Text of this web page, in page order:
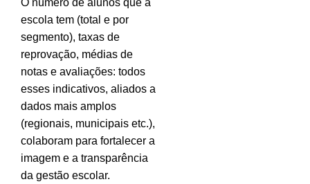
O número de alunos que a
escola tem (total e por
segmento), taxas de
reprovação, médias de
notas e avaliações: todos
esses indicativos, aliados a
dados mais amplos
(regionais, municipais etc.),
colaboram para fortalecer a
imagem e a transparência
da gestão escolar.